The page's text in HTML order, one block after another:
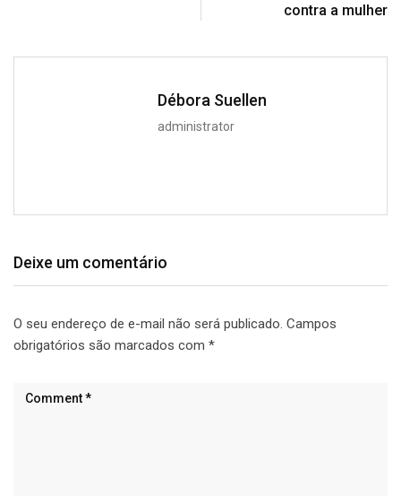
contra a mulher
Débora Suellen
administrator
Deixe um comentário
O seu endereço de e-mail não será publicado. Campos
obrigatórios são marcados com *